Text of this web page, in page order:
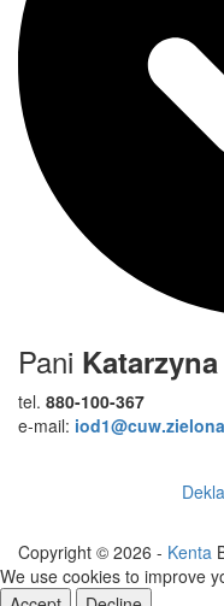
Pani
tel. 880-100-367
e-mail:
Copyright © 2026 - Kenta
We use cookies to improve